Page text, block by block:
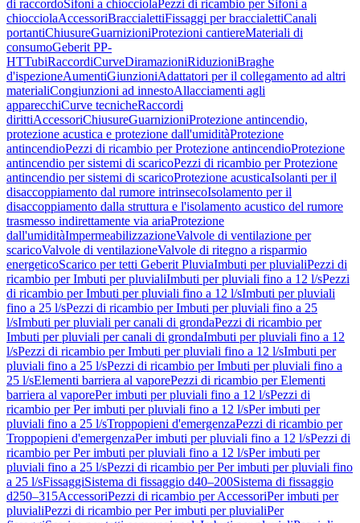
di raccordoSifoni a chiocciolaPezzi di ricambio per Sifoni a
chiocciolaAccessoriBraccialettiFissaggi per braccialettiCanali
portantiChiusureGuarnizioniProtezioni cantiereMateriali di
consumoGeberit PP-
HTTubiRaccordiCurveDiramazioniRiduzioniBraghe
d'ispezioneAumentiGiunzioniAdattatori per il collegamento ad altri
materialiCongiunzioni ad innestoAllacciamenti agli
apparecchiCurve tecnicheRaccordi
dirittiAccessoriChiusureGuarnizioniProtezione antincendio,
protezione acustica e protezione dall'umiditàProtezione
antincendioPezzi di ricambio per Protezione antincendioProtezione
antincendio per sistemi di scaricoPezzi di ricambio per Protezione
antincendio per sistemi di scaricoProtezione acusticaIsolanti per il
disaccoppiamento dal rumore intrinsecoIsolamento per il
disaccoppiamento dalla struttura e l'isolamento acustico del rumore
trasmesso indirettamente via ariaProtezione
dall'umiditàImpermeabilizzazioneValvole di ventilazione per
scaricoValvole di ventilazioneValvole di ritegno a risparmio
energeticoScarico per tetti Geberit PluviaImbuti per pluvialiPezzi di
ricambio per Imbuti per pluvialiImbuti per pluviali fino a 12 l/sPezzi
di ricambio per Imbuti per pluviali fino a 12 l/sImbuti per pluviali
fino a 25 l/sPezzi di ricambio per Imbuti per pluviali fino a 25
l/sImbuti per pluviali per canali di grondaPezzi di ricambio per
Imbuti per pluviali per canali di grondaImbuti per pluviali fino a 12
l/sPezzi di ricambio per Imbuti per pluviali fino a 12 l/sImbuti per
pluviali fino a 25 l/sPezzi di ricambio per Imbuti per pluviali fino a
25 l/sElementi barriera al vaporePezzi di ricambio per Elementi
barriera al vaporePer imbuti per pluviali fino a 12 l/sPezzi di
ricambio per Per imbuti per pluviali fino a 12 l/sPer imbuti per
pluviali fino a 25 l/sTroppopieni d'emergenzaPezzi di ricambio per
Troppopieni d'emergenzaPer imbuti per pluviali fino a 12 l/sPezzi di
ricambio per Per imbuti per pluviali fino a 12 l/sPer imbuti per
pluviali fino a 25 l/sPezzi di ricambio per Per imbuti per pluviali fino
a 25 l/sFissaggiSistema di fissaggio d40–200Sistema di fissaggio
d250–315AccessoriPezzi di ricambio per AccessoriPer imbuti per
pluvialiPezzi di ricambio per Per imbuti per pluvialiPer